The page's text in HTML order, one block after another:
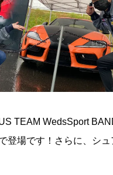
TEAM WedsSport
登場です！さらに、シ